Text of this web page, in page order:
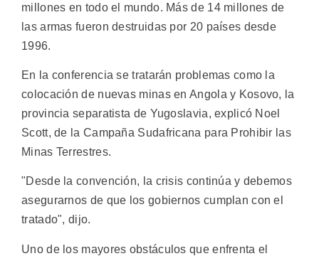
millones en todo el mundo. Más de 14 millones de
las armas fueron destruidas por 20 países desde
1996.
En la conferencia se tratarán problemas como la
colocación de nuevas minas en Angola y Kosovo, la
provincia separatista de Yugoslavia, explicó Noel
Scott, de la Campaña Sudafricana para Prohibir las
Minas Terrestres.
"Desde la convención, la crisis continúa y debemos
asegurarnos de que los gobiernos cumplan con el
tratado", dijo.
Uno de los mayores obstáculos que enfrenta el